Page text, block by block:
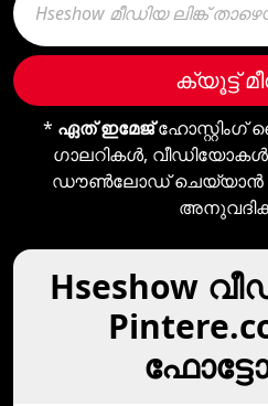
ക്യൂട്ട്
* ഏത് ഇമേജ്ഹോസ്റ്റിംഗ്
ഗാലറികൾ,
ഡൗൺലോഡ് ചെയ്യാൻ
Hseshow